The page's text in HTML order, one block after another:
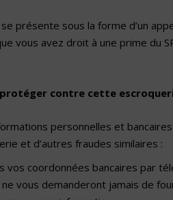
se présente sous la forme d’un
vous avez droit à une prime du
protéger contre cette
personnelles et
et d’autres fraudes similaires :
vos coordonnées bancaires par
vous demanderont jamais de